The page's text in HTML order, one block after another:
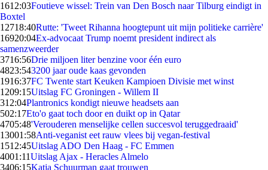
1612:03Foutieve wissel: Trein van Den Bosch naar Tilburg eindigt in
Boxtel
12718:40Rutte: 'Tweet Rihanna hoogtepunt uit mijn politieke carrière'
16920:04Ex-advocaat Trump noemt president indirect als
samenzweerder
3716:56Drie miljoen liter benzine voor één euro
4823:543200 jaar oude kaas gevonden
1916:37FC Twente start Keuken Kampioen Divisie met winst
1209:15Uitslag FC Groningen - Willem II
312:04Plantronics kondigt nieuwe headsets aan
502:17Eto'o gaat toch door en duikt op in Qatar
4705:48'Verouderen menselijke cellen succesvol teruggedraaid'
13001:58Anti-veganist eet rauw vlees bij vegan-festival
1512:45Uitslag ADO Den Haag - FC Emmen
4001:11Uitslag Ajax - Heracles Almelo
3406:15Katja Schuurman gaat trouwen